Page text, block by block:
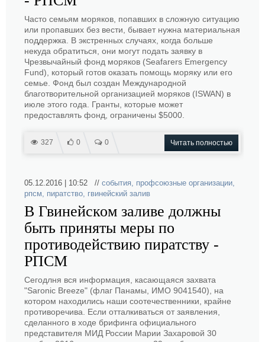
Часто семьям моряков, попавших в сложную ситуацию
или пропавших без вести, бывает нужна материальная
поддержка. В экстренных случаях, когда больше
некуда обратиться, они могут подать заявку в
Чрезвычайный фонд моряков (Seafarers Emergency
Fund), который готов оказать помощь моряку или его
семье. Фонд был создан Международной
благотворительной организацией моряков (ISWAN) в
июле этого года. Гранты, которые может
предоставлять фонд, ограничены $5000.
327 0 0 Читать полностью
05.12.2016 | 10:52 // события, профсоюзные организации,
рпсм, пиратство, гвинейский залив
В Гвинейском заливе должны
быть приняты меры по
противодействию пиратству -
РПСМ
Сегодлня вся информация, касающаяся захвата
"Saronic Breeze" (флаг Панамы, ИМО 9041540), на
котором находились наши соотечественники, крайне
противоречива. Если отталкиваться от заявления,
сделанного в ходе брифинга официального
представителя МИД России Марии Захаровой 30